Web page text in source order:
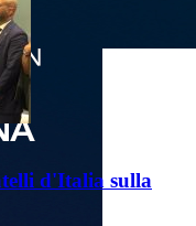
d'Italia sulla